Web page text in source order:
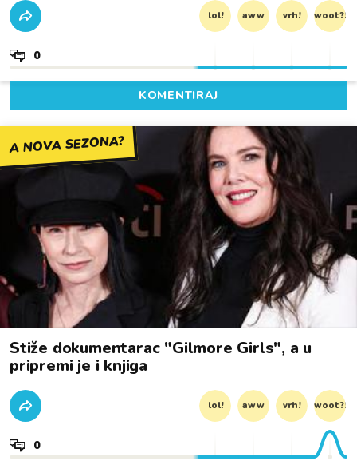
lol! aww vrh! woot?!
0
KOMENTIRAJ
A NOVA SEZONA?
Stiže dokumentarac "Gilmore Girls", a u
pripremi je i knjiga
lol! aww vrh! woot?!
0